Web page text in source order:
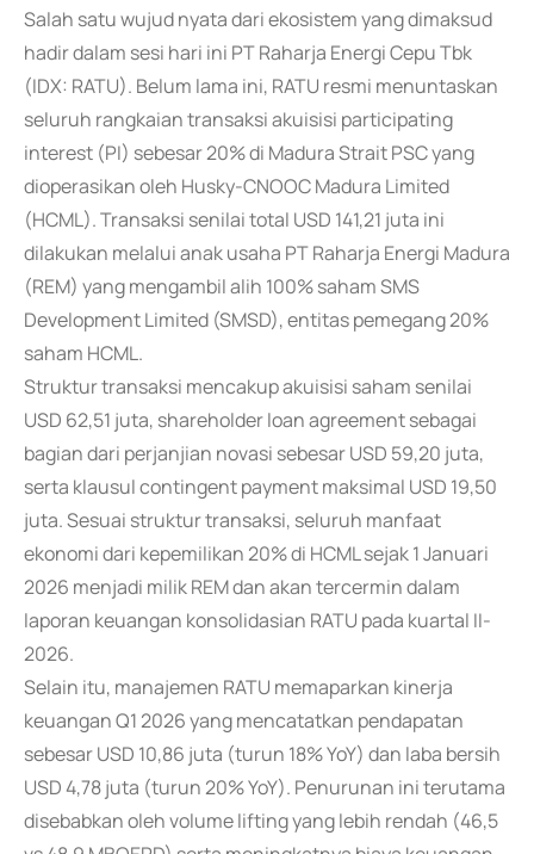
Salah satu wujud nyata dari ekosistem yang dimaksud
hadir dalam sesi hari ini PT Raharja Energi Cepu Tbk
(IDX: RATU). Belum lama ini, RATU resmi menuntaskan
seluruh rangkaian transaksi akuisisi participating
interest (PI) sebesar 20% di Madura Strait PSC yang
dioperasikan oleh Husky-CNOOC Madura Limited
(HCML). Transaksi senilai total USD 141,21 juta ini
dilakukan melalui anak usaha PT Raharja Energi Madura
(REM) yang mengambil alih 100% saham SMS
Development Limited (SMSD), entitas pemegang 20%
saham HCML.
Struktur transaksi mencakup akuisisi saham senilai
USD 62,51 juta, shareholder loan agreement sebagai
bagian dari perjanjian novasi sebesar USD 59,20 juta,
serta klausul contingent payment maksimal USD 19,50
juta. Sesuai struktur transaksi, seluruh manfaat
ekonomi dari kepemilikan 20% di HCML sejak 1 Januari
2026 menjadi milik REM dan akan tercermin dalam
laporan keuangan konsolidasian RATU pada kuartal II-
2026.
Selain itu, manajemen RATU memaparkan kinerja
keuangan Q1 2026 yang mencatatkan pendapatan
sebesar USD 10,86 juta (turun 18% YoY) dan laba bersih
USD 4,78 juta (turun 20% YoY). Penurunan ini terutama
disebabkan oleh volume lifting yang lebih rendah (46,5